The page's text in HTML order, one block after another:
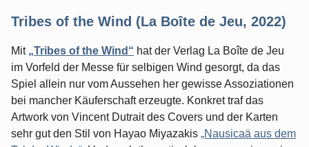
Tribes of the Wind (La Boîte de Jeu, 2022)
Mit „Tribes of the Wind“ hat der Verlag La Boîte de Jeu
im Vorfeld der Messe für selbigen Wind gesorgt, da das
Spiel allein nur vom Aussehen her gewisse Assoziationen
bei mancher Käuferschaft erzeugte. Konkret traf das
Artwork von Vincent Dutrait des Covers und der Karten
sehr gut den Stil von Hayao Miyazakis „Nausicaä aus dem